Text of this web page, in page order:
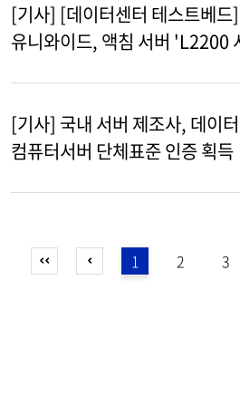
[기사] [데이터센터 테스트베드]
유니와이드, 액침 서버 'L2200
[기사] 국내 서버 제조사, 데이
컴퓨터서버 단체표준 인증 획득
1 2 3